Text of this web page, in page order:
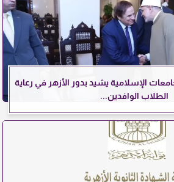
الإسلامية يشيد بدور الأزهر في رعاية
الطلاب الوافدين...